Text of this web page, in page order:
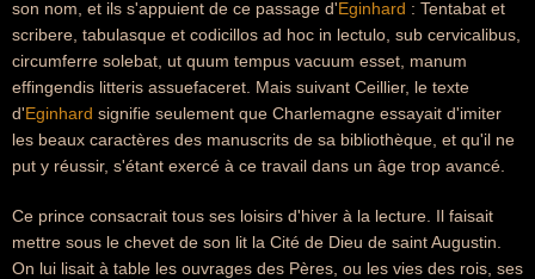
son nom, et ils s'appuient de ce passage d'Eginhard : Tentabat et
scribere, tabulasque et codicillos ad hoc in lectulo, sub cervicalibus,
circumferre solebat, ut quum tempus vacuum esset, manum
effingendis litteris assuefaceret. Mais suivant Ceillier, le texte
d'Eginhard signifie seulement que Charlemagne essayait d'imiter
les beaux caractères des manuscrits de sa bibliothèque, et qu'il ne
put y réussir, s'étant exercé à ce travail dans un âge trop avancé.
Ce prince consacrait tous ses loisirs d'hiver à la lecture. Il faisait
mettre sous le chevet de son lit la Cité de Dieu de saint Augustin.
On lui lisait à table les ouvrages des Pères, ou les vies des rois, ses